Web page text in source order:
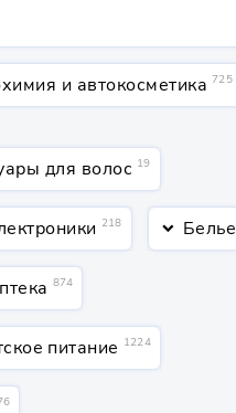
и автокосметика 725
для волос 19
218 keyboard_arrow_down Белье
874
питание 1224